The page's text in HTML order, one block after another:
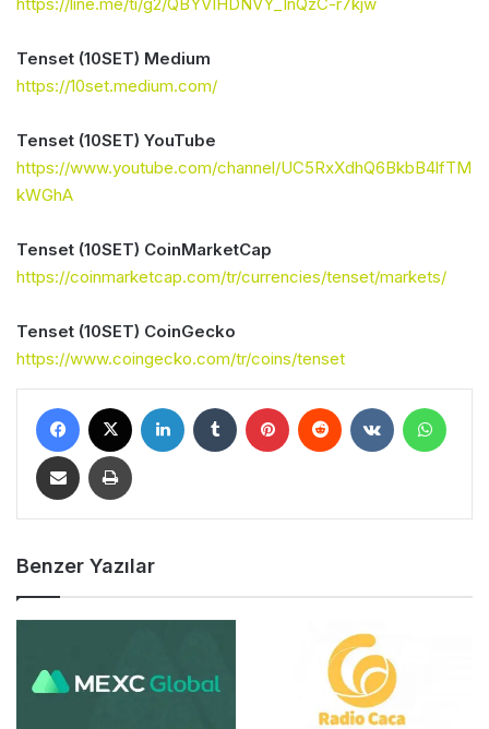
Tenset (10SET) Medium
https://10set.medium.com/
Tenset (10SET) YouTube
https://www.youtube.com/channel/UC5RxXdhQ6BkbB4lfTM
kWGhA
Tenset (10SET) CoinMarketCap
https://coinmarketcap.com/tr/currencies/tenset/markets/
Tenset (10SET) CoinGecko
https://www.coingecko.com/tr/coins/tenset
Benzer Yazılar